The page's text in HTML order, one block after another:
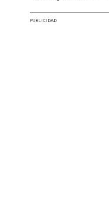
PUBLICIDAD